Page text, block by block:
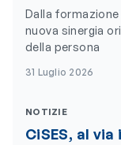
Dalla formazione
nuova sinergia
della persona
31 Luglio 2026
NOTIZIE
CiSES, al